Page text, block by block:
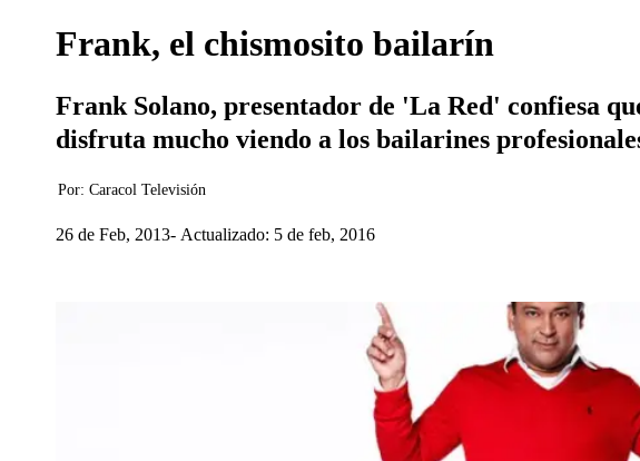
Frank, el chismosito bailarín
Frank Solano, presentador de 'La Red' confiesa
disfruta mucho viendo a los bailarines
Por: Caracol Televisión
26 de Feb, 2013 Actualizado: 5 de feb, 2016